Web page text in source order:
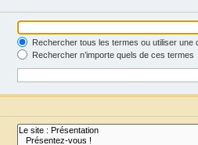
Rechercher tous les termes ou utiliser une
Rechercher n’importe quels de ces termes